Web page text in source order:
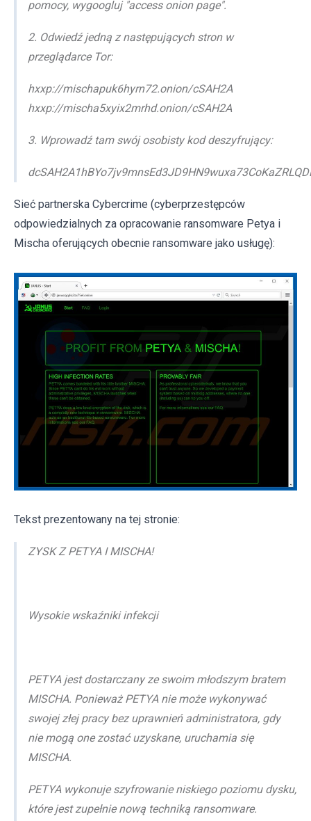
pomocy, wygoogluj "access onion page".
2. Odwiedź jedną z następujących stron w
przeglądarce Tor:
hxxp://mischapuk6hyrn72.onion/cSAH2A
hxxp://mischa5xyix2mrhd.onion/cSAH2A
3. Wprowadź tam swój osobisty kod deszyfrujący:
Sieć partnerska Cybercrime (cyberprzestępców
odpowiedzialnych za opracowanie ransomware Petya i
Mischa oferujących obecnie ransomware jako usługę):
Tekst prezentowany na tej stronie:
ZYSK Z PETYA I MISCHA!
Wysokie wskaźniki infekcji
PETYA jest dostarczany ze swoim młodszym bratem
MISCHA. Ponieważ PETYA nie może wykonywać
swojej złej pracy bez uprawnień administratora, gdy
nie mogą one zostać uzyskane, uruchamia się
MISCHA.
PETYA wykonuje szyfrowanie niskiego poziomu dysku,
które jest zupełnie nową techniką ransomware.